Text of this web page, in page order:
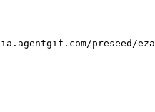
preseed/